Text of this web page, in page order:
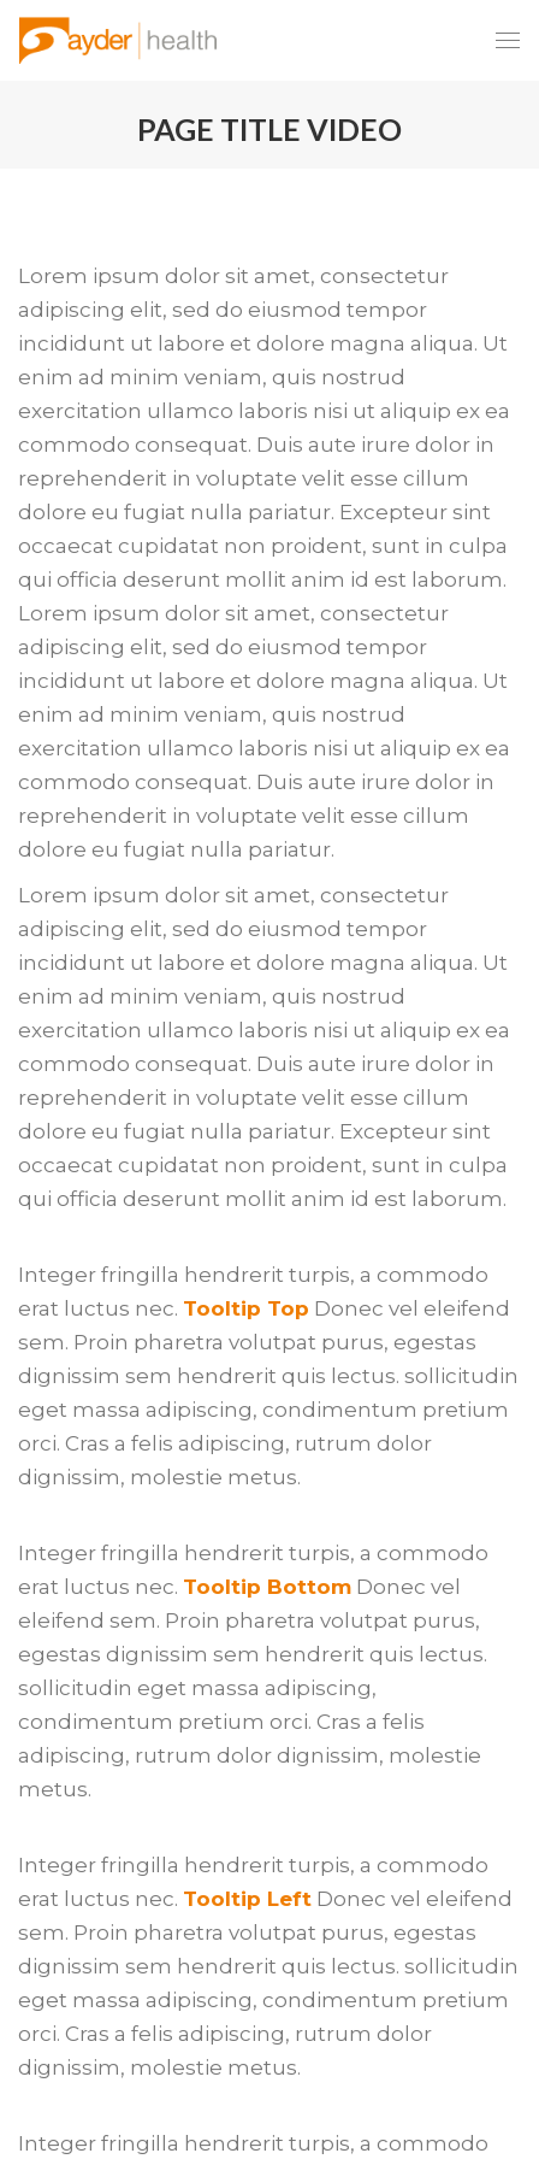
PAGE TITLE VIDEO
Lorem ipsum dolor sit amet, consectetur
adipiscing elit, sed do eiusmod tempor
incididunt ut labore et dolore magna aliqua. Ut
enim ad minim veniam, quis nostrud
exercitation ullamco laboris nisi ut aliquip ex ea
commodo consequat. Duis aute irure dolor in
reprehenderit in voluptate velit esse cillum
dolore eu fugiat nulla pariatur. Excepteur sint
occaecat cupidatat non proident, sunt in culpa
qui officia deserunt mollit anim id est laborum.
Lorem ipsum dolor sit amet, consectetur
adipiscing elit, sed do eiusmod tempor
incididunt ut labore et dolore magna aliqua. Ut
enim ad minim veniam, quis nostrud
exercitation ullamco laboris nisi ut aliquip ex ea
commodo consequat. Duis aute irure dolor in
reprehenderit in voluptate velit esse cillum
dolore eu fugiat nulla pariatur.
Lorem ipsum dolor sit amet, consectetur
adipiscing elit, sed do eiusmod tempor
incididunt ut labore et dolore magna aliqua. Ut
enim ad minim veniam, quis nostrud
exercitation ullamco laboris nisi ut aliquip ex ea
commodo consequat. Duis aute irure dolor in
reprehenderit in voluptate velit esse cillum
dolore eu fugiat nulla pariatur. Excepteur sint
occaecat cupidatat non proident, sunt in culpa
qui officia deserunt mollit anim id est laborum.
Integer fringilla hendrerit turpis, a commodo
erat luctus nec. Tooltip Top Donec vel eleifend
sem. Proin pharetra volutpat purus, egestas
dignissim sem hendrerit quis lectus. sollicitudin
eget massa adipiscing, condimentum pretium
orci. Cras a felis adipiscing, rutrum dolor
dignissim, molestie metus.
Integer fringilla hendrerit turpis, a commodo
erat luctus nec. Tooltip Bottom Donec vel
eleifend sem. Proin pharetra volutpat purus,
egestas dignissim sem hendrerit quis lectus.
sollicitudin eget massa adipiscing,
condimentum pretium orci. Cras a felis
adipiscing, rutrum dolor dignissim, molestie
metus.
Integer fringilla hendrerit turpis, a commodo
erat luctus nec. Tooltip Left Donec vel eleifend
sem. Proin pharetra volutpat purus, egestas
dignissim sem hendrerit quis lectus. sollicitudin
eget massa adipiscing, condimentum pretium
orci. Cras a felis adipiscing, rutrum dolor
dignissim, molestie metus.
Integer fringilla hendrerit turpis, a commodo